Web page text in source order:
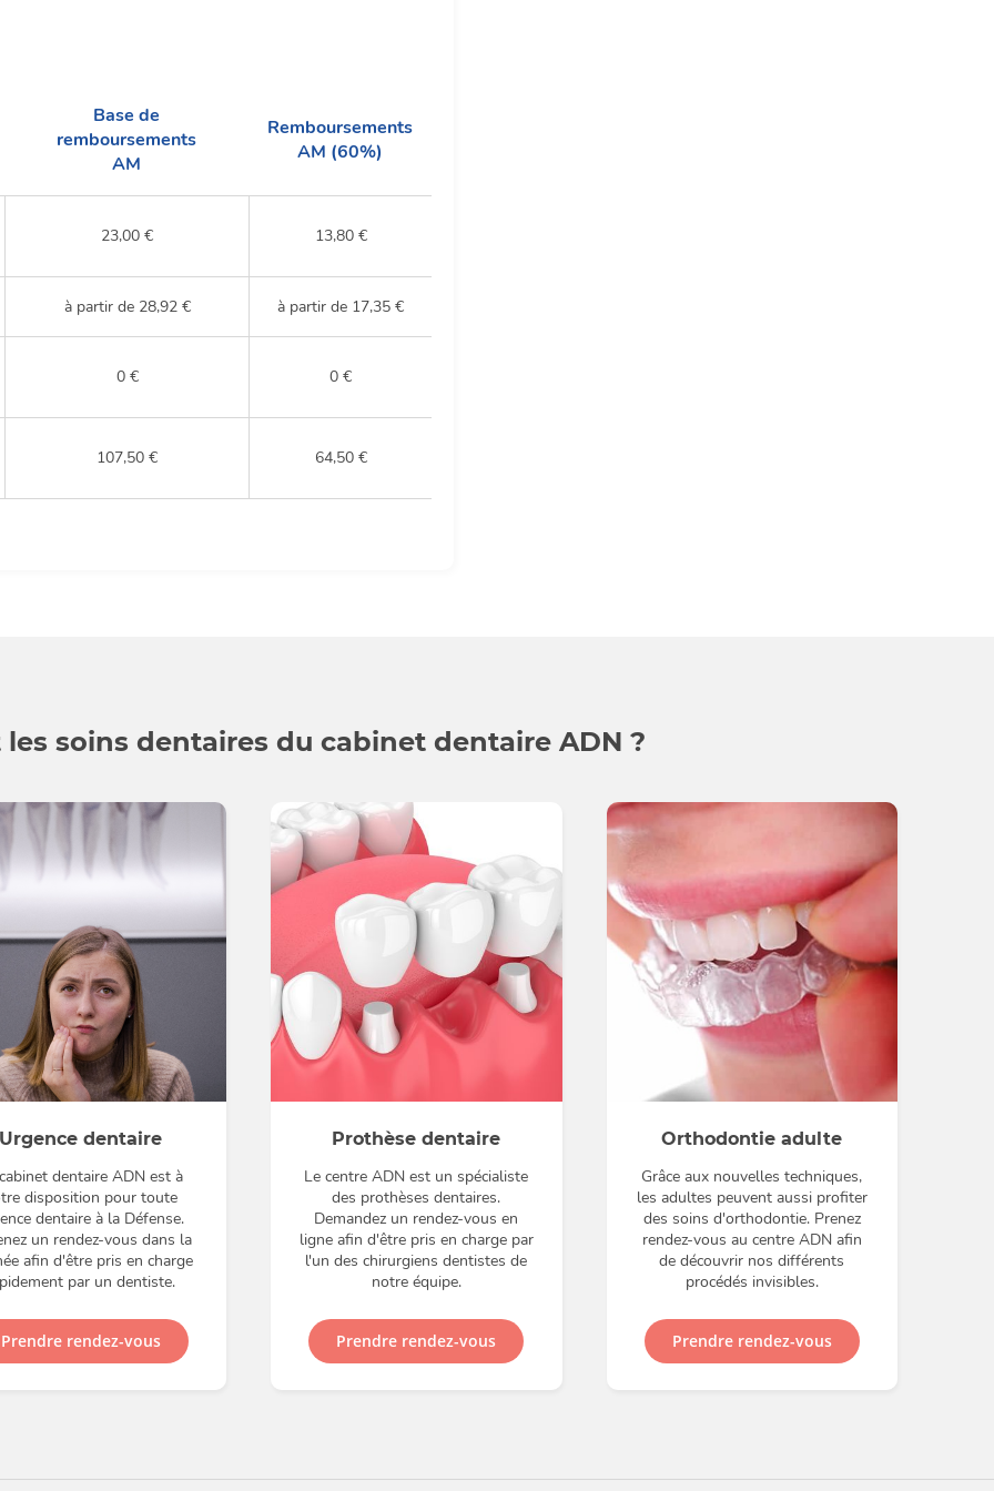
Base de
remboursements
AM
Remboursements
AM (60%)
23,00 € 13,80 €
à partir de 28,92 € à partir de 17,35 €
0 € 0 €
107,50 € 64,50 €
les soins dentaires du cabinet dentaire ADN ?
Urgence dentaire
dentaire ADN est à
disposition pour toute
dentaire à la Défense.
un rendez-vous dans la
afin d'être pris en charge
par un dentiste.
Prendre rendez-vous
Prothèse dentaire
Le centre ADN est un spécialiste
des prothèses dentaires.
Demandez un rendez-vous en
ligne afin d'être pris en charge par
l'un des chirurgiens dentistes de
notre équipe.
Prendre rendez-vous
Orthodontie adulte
Grâce aux nouvelles techniques,
les adultes peuvent aussi profiter
des soins d'orthodontie. Prenez
rendez-vous au centre ADN afin
de découvrir nos différents
procédés invisibles.
Prendre rendez-vous